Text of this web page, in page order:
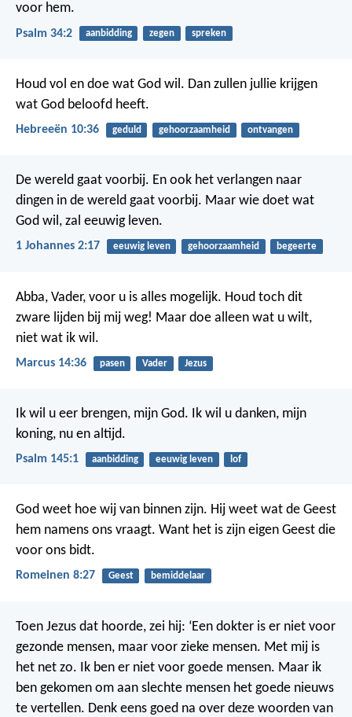
voor hem.
Psalm 34:2 aanbidding zegen spreken
Houd vol en doe wat God wil. Dan zullen jullie krijgen
wat God beloofd heeft.
Hebreeën 10:36 geduld gehoorzaamheid ontvangen
De wereld gaat voorbij. En ook het verlangen naar
dingen in de wereld gaat voorbij. Maar wie doet wat
God wil, zal eeuwig leven.
1 Johannes 2:17 eeuwig leven gehoorzaamheid begeerte
Abba, Vader, voor u is alles mogelijk. Houd toch dit
zware lijden bij mij weg! Maar doe alleen wat u wilt,
niet wat ik wil.
Marcus 14:36 pasen Vader Jezus
Ik wil u eer brengen, mijn God. Ik wil u danken, mijn
koning, nu en altijd.
Psalm 145:1 aanbidding eeuwig leven lof
God weet hoe wij van binnen zijn. Hij weet wat de Geest
hem namens ons vraagt. Want het is zijn eigen Geest die
voor ons bidt.
Romeinen 8:27 Geest bemiddelaar
Toen Jezus dat hoorde, zei hij: ‘Een dokter is er niet voor
gezonde mensen, maar voor zieke mensen. Met mij is
het net zo. Ik ben er niet voor goede mensen. Maar ik
ben gekomen om aan slechte mensen het goede nieuws
te vertellen. Denk eens goed na over deze woorden van